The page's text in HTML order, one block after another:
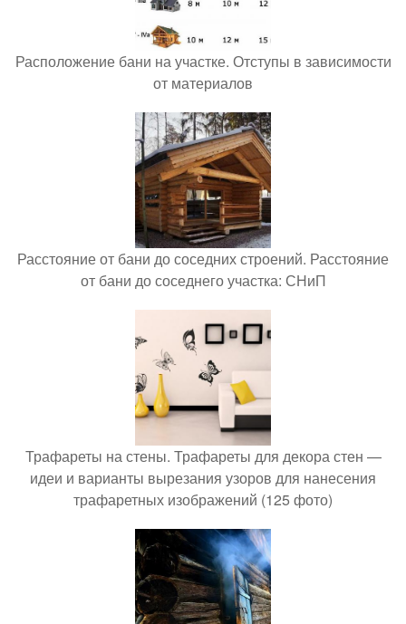
Расположение бани на участке. Отступы в зависимости
от материалов
Расстояние от бани до соседних строений. Расстояние
от бани до соседнего участка: СНиП
Трафареты на стены. Трафареты для декора стен —
идеи и варианты вырезания узоров для нанесения
трафаретных изображений (125 фото)